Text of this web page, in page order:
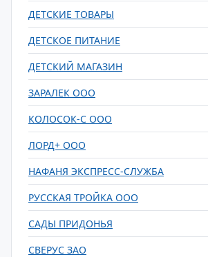
ДЕТСКИЕ ТОВАРЫ
ДЕТСКОЕ ПИТАНИЕ
ДЕТСКИЙ МАГАЗИН
ЗАРАЛЕК ООО
КОЛОСОК-С ООО
ЛОРД+ ООО
НАФАНЯ ЭКСПРЕСС-СЛУЖБА
РУССКАЯ ТРОЙКА ООО
САДЫ ПРИДОНЬЯ
СВЕРУС ЗАО